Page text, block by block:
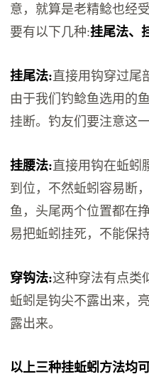
意，就算是老精鲶也经
要有以下几种:挂尾法、
挂尾法:直接用钩穿过尾
由于我们钓鲶鱼选用的
挂断。钓友们要注意这一
挂腰法:直接用钩在蚯蚓
到位，不然蚯蚓容易断
鱼，头尾两个位置都在
易把蚯蚓挂死，不能保持
穿钩法:这种穿法有点类
蚯蚓是钩尖不露出来，
露出来。
以上三种挂蚯蚓方法均